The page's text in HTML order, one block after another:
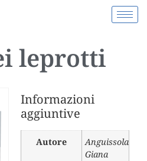
leprotti
Informazioni
aggiuntive
Autore
Anguissola
Giana